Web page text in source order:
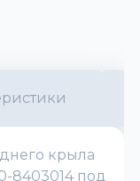
крыла
8403014 под